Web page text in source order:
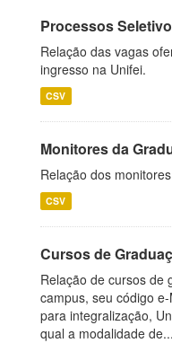
Processos
Relação das vagas
ingresso na Unifei.
CSV
Monitores da
Relação dos
CSV
Cursos de
Relação de cursos de
campus, seu código
para integralização,
qual a modalidade de...